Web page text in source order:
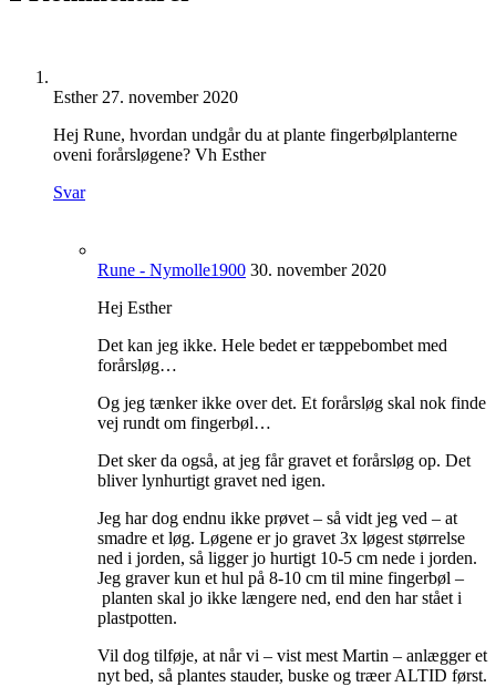
Esther 27. november 2020
Hej Rune, hvordan undgår du at plante fingerbølplanterne
oveni forårsløgene? Vh Esther
Svar
Rune - Nymolle1900 30. november 2020
Hej Esther
Det kan jeg ikke. Hele bedet er tæppebombet med
forårsløg…
Og jeg tænker ikke over det. Et forårsløg skal nok finde
vej rundt om fingerbøl…
Det sker da også, at jeg får gravet et forårsløg op. Det
bliver lynhurtigt gravet ned igen.
Jeg har dog endnu ikke prøvet – så vidt jeg ved – at
smadre et løg. Løgene er jo gravet 3x løgest størrelse
ned i jorden, så ligger jo hurtigt 10-5 cm nede i jorden.
Jeg graver kun et hul på 8-10 cm til mine fingerbøl –
planten skal jo ikke længere ned, end den har stået i
plastpotten.
Vil dog tilføje, at når vi – vist mest Martin – anlægger et
nyt bed, så plantes stauder, buske og træer ALTID først.